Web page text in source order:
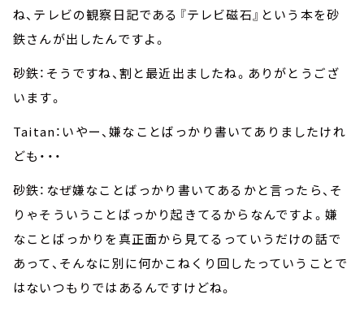
ね、テレビの観察日記である『テレビ磁石』という本を砂
鉄さんが出したんですよ。
砂鉄：そうですね、割と最近出ましたね。ありがとうござ
います。
Taitan：いやー、嫌なことばっかり書いてありましたけれ
ども・・・
砂鉄：なぜ嫌なことばっかり書いてあるかと言ったら、そ
りゃそういうことばっかり起きてるからなんですよ。嫌
なことばっかりを真正面から見てるっていうだけの話で
あって、そんなに別に何かこねくり回したっていうことで
はないつもりではあるんですけどね。